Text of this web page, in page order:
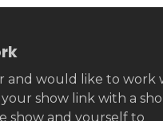
and would like to work
your show link with a
show and yourself to